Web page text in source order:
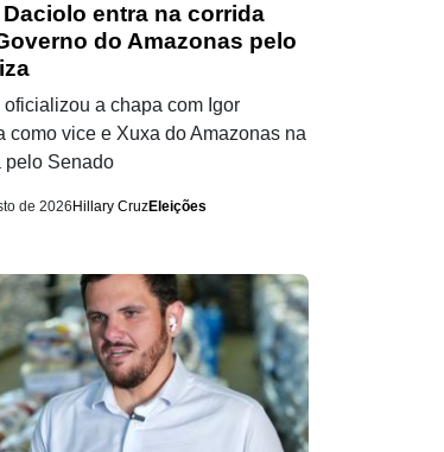
entra na corrida
do Amazonas pelo
oficializou a chapa com Igor
como vice e Xuxa do Amazonas na
pelo Senado
de 2026 Hillary CruzEleições